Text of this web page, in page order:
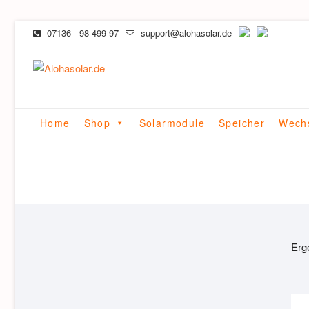
Skip
content
07136 - 98 499 97 support@alohasolar.de
Home Shop Solarmodule Speicher